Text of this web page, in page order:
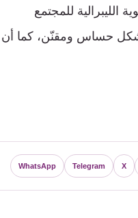
الليبرالية للمجتمع
بشكل حساس ومقنّن، كما أن
X
Telegram
WhatsApp